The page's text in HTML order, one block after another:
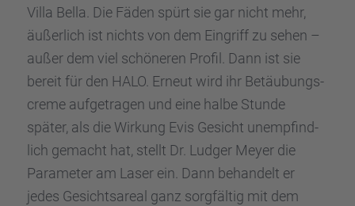
Villa Bella. Die Fäden spürt sie gar nicht mehr,
äußer­lich ist nichts von dem Eingriff zu sehen –
außer dem viel schöne­ren Profil. Dann ist sie
bereit für den HALO. Erneut wird ihr Betäu­bungs­
creme aufge­tra­gen und eine halbe Stunde
später, als die Wirkung Evis Gesicht unemp­find­
lich gemacht hat, stellt Dr. Ludger Meyer die
Parame­ter am Laser ein. Dann behan­delt er
jedes Gesichts­areal ganz sorgfäl­tig mit dem